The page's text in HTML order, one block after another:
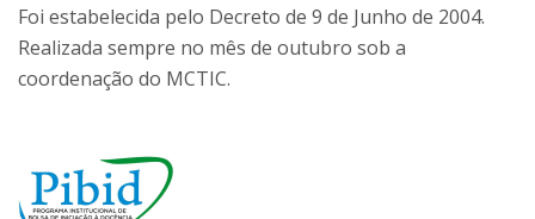
Foi estabelecida pelo Decreto de 9 de Junho de 2004.
Realizada sempre no mês de outubro sob a
coordenação do MCTIC.